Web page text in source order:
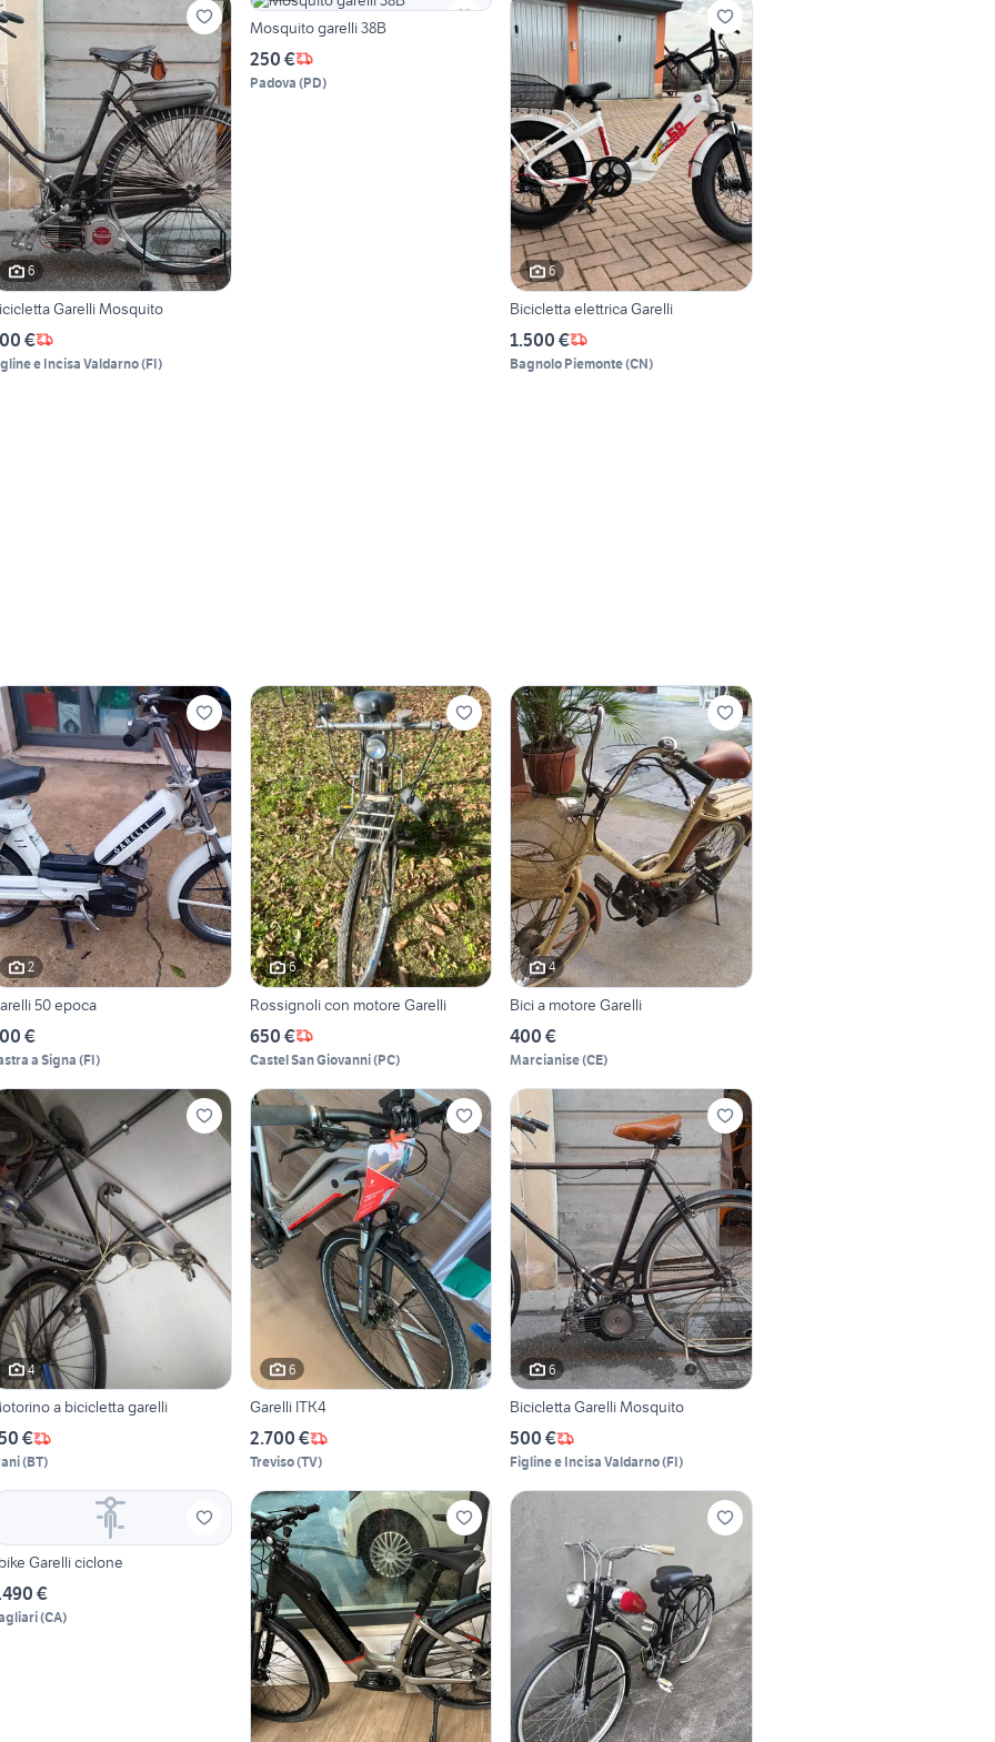
6
Garelli Mosquito
€
e Incisa Valdarno(FI)
Mosquito garelli 38B
250 €
Padova (PD)
6
Bicicletta elettrica Garelli
1.500 €
Bagnolo Piemonte(CN)
2
50 epoca
€
a Signa (FI)
6
Rossignoli con motore Garelli
650 €
Castel San Giovanni(PC)
4
Bici a motore Garelli
400 €
Marcianise(CE)
4
a bicicletta garelli
€
(BT)
6
Garelli ITK4
2.700 €
Treviso(TV)
6
Bicicletta Garelli Mosquito
500 €
Figline e Incisa Valdarno(FI)
Garelli ciclone
€
(CA)